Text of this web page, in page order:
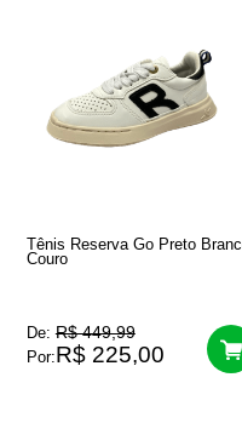
Tênis Reserva Go Preto
Couro
De: R$ 449,99
Por:R$ 225,00